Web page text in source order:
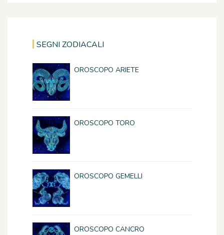
SEGNI ZODIACALI
OROSCOPO ARIETE
OROSCOPO TORO
OROSCOPO GEMELLI
OROSCOPO CANCRO